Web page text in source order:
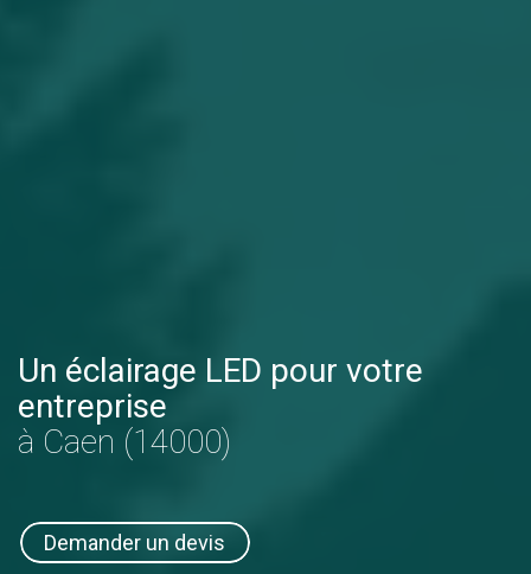
Un éclairage LED pour votre
entreprise
à Caen (14000)
Demander un devis